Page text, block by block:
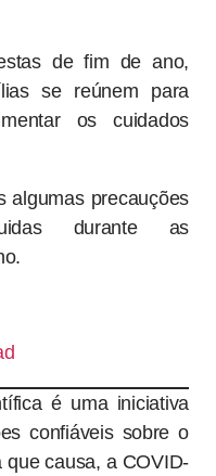
de fim de ano,
se reúnem para
os cuidados
algumas precauções
durante as
é uma iniciativa
confiáveis sobre o
que causa, a COVID-